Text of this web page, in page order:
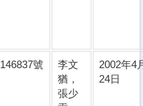
146837號
李文
猶，
張少
2002年4
24日